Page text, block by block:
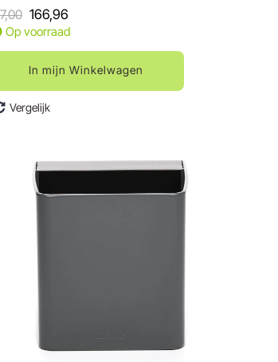
166,96
Op voorraad
In mijn Winkelwagen
Vergelijk